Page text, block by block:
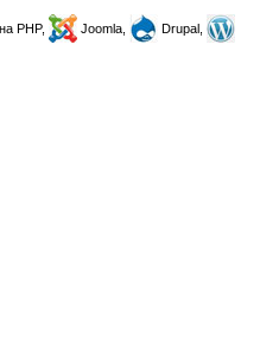
PHP, Joomla,
Drupal,